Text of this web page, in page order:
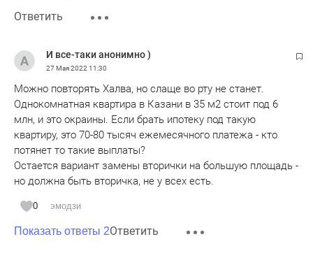
Ответить
И все-таки анонимно )
27 Мая 202211:30
Можно повторять Халва, но слаще во рту не станет.
Однокомнатная квартира в Казани в 35 м2 стоит под 6
млн, и это окраины. Если брать ипотеку под такую
квартиру, это 70-80 тысяч ежемесячного платежа - кто
потянет то такие выплаты?
Остается вариант замены вторички на большую площадь -
но должна быть вторичка, не у всех есть.
0 эмодзи
Показать ответы 2Ответить